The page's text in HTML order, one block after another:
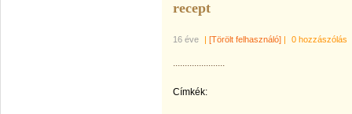
recept
16 éve | [Törölt felhasználó] | 0 hozzászólás
......................
Címkék: